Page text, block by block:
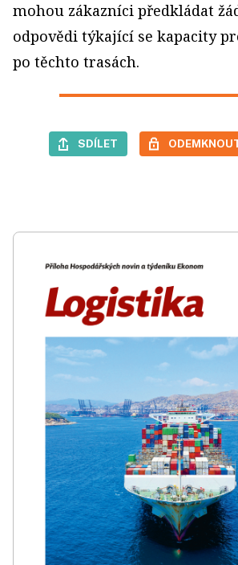
mohou zákazníci předkládat
odpovědi týkající se kapacity
po těchto trasách.
SDÍLET